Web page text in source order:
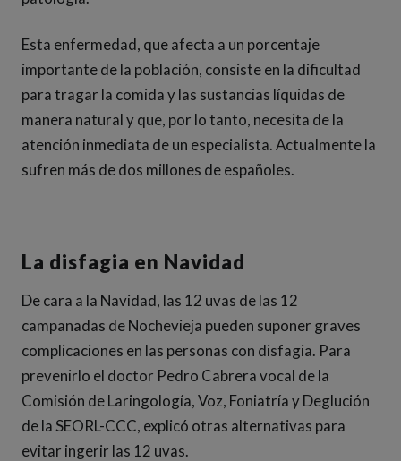
Esta enfermedad, que afecta a un porcentaje
importante de la población, consiste en la dificultad
para tragar la comida y las sustancias líquidas de
manera natural y que, por lo tanto, necesita de la
atención inmediata de un especialista. Actualmente la
sufren más de dos millones de españoles.
La disfagia en Navidad
De cara a la Navidad, las 12 uvas de las 12
campanadas de Nochevieja pueden suponer graves
complicaciones en las personas con disfagia. Para
prevenirlo el doctor Pedro Cabrera vocal de la
Comisión de Laringología, Voz, Foniatría y Deglución
de la SEORL-CCC, explicó otras alternativas para
evitar ingerir las 12 uvas.